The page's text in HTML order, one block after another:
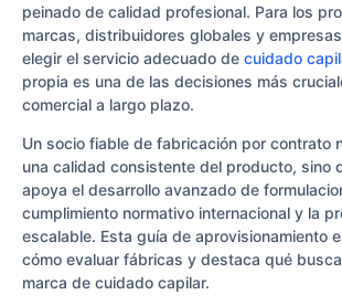
peinado de calidad profesional. Para los
marcas, distribuidores globales y
elegir el servicio adecuado de cuidado
propia es una de las decisiones más
comercial a largo plazo.
Un socio fiable de fabricación por contrato
una calidad consistente del producto, sino
apoya el desarrollo avanzado de
cumplimiento normativo internacional y la
escalable. Esta guía de aprovisionamiento
cómo evaluar fábricas y destaca qué
marca de cuidado capilar.